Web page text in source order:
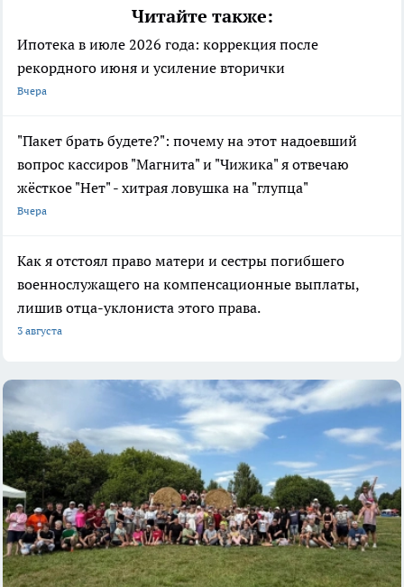
Читайте также:
Ипотека в июле 2026 года: коррекция после
рекордного июня и усиление вторички
Вчера
"Пакет брать будете?": почему на этот надоевший
вопрос кассиров "Магнита" и "Чижика" я отвечаю
жёсткое "Нет" - хитрая ловушка на "глупца"
Вчера
Как я отстоял право матери и сестры погибшего
военнослужащего на компенсационные выплаты,
лишив отца-уклониста этого права.
3 августа